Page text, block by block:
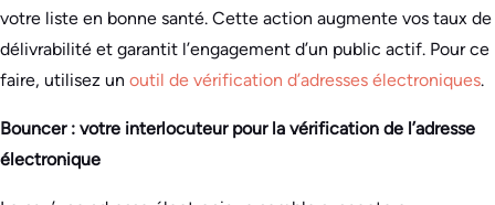
votre liste en bonne santé. Cette action augmente vos taux de
délivrabilité et garantit l’engagement d’un public actif. Pour ce
faire, utilisez un outil de vérification d’adresses électroniques.
Bouncer : votre interlocuteur pour la vérification de l’adresse
électronique